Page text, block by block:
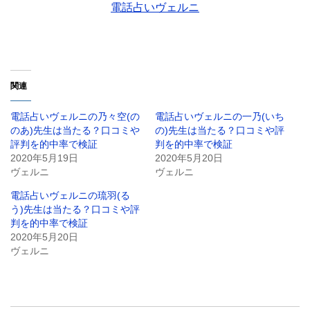
電話占いヴェルニ
関連
電話占いヴェルニの乃々空(の
のあ)先生は当たる？口コミや
評判を的中率で検証
2020年5月19日
ヴェルニ
電話占いヴェルニの一乃(いち
の)先生は当たる？口コミや評
判を的中率で検証
2020年5月20日
ヴェルニ
電話占いヴェルニの琉羽(る
う)先生は当たる？口コミや評
判を的中率で検証
2020年5月20日
ヴェルニ